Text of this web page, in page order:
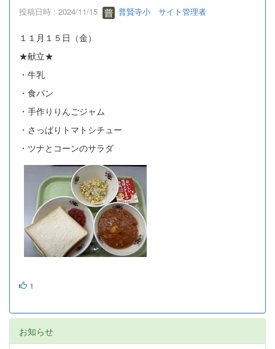
投稿日時 : 2024/11/15 普賢寺小 サイト管理者
１１月１５日（金）
★献立★
・牛乳
・食パン
・手作りりんごジャム
・さっぱりトマトシチュー
・ツナとコーンのサラダ
1
お知らせ